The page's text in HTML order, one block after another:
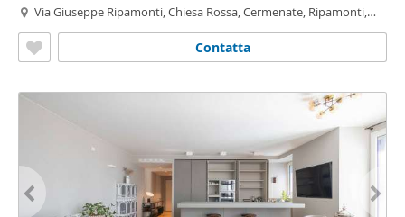
Via Giuseppe Ripamonti, Chiesa Rossa, Cermenate, Ripamonti,
Contatta